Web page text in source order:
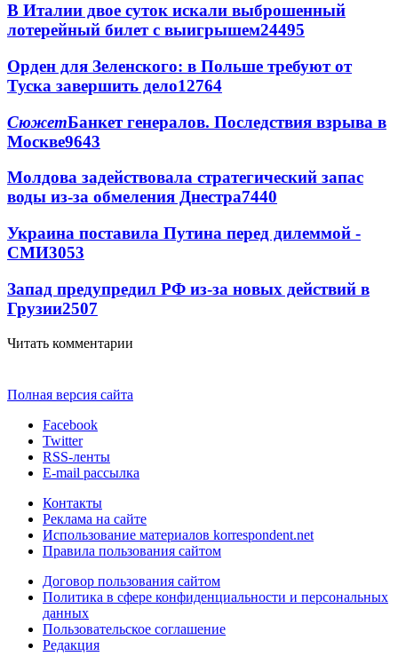
В Италии двое суток искали выброшенный
лотерейный билет с выигрышем24495
Орден для Зеленского: в Польше требуют от
Туска завершить дело12764
СюжетБанкет генералов. Последствия взрыва в
Москве9643
Молдова задействовала стратегический запас
воды из-за обмеления Днестра7440
Украина поставила Путина перед дилеммой -
СМИ3053
Запад предупредил РФ из-за новых действий в
Грузии2507
Читать комментарии
Полная версия сайта
Facebook
Twitter
RSS-ленты
E-mail рассылка
Контакты
Реклама на сайте
Использование материалов korrespondent.net
Правила пользования сайтом
Договор пользования сайтом
Политика в сфере конфиденциальности и персональных
данных
Пользовательское соглашение
Редакция